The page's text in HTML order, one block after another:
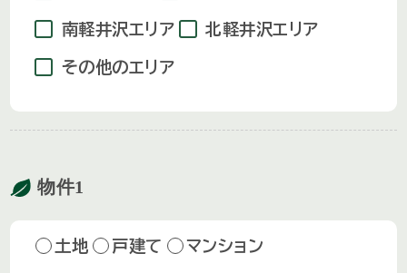
南軽井沢エリア 北軽井沢エリア
その他のエリア
物件1
土地 戸建て マンション